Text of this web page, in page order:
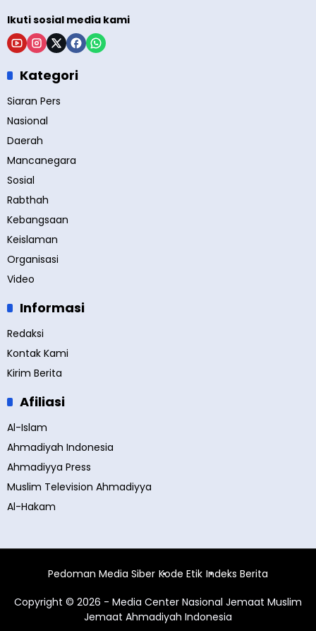
Ikuti sosial media kami
Kategori
Siaran Pers
Nasional
Daerah
Mancanegara
Sosial
Rabthah
Kebangsaan
Keislaman
Organisasi
Video
Informasi
Redaksi
Kontak Kami
Kirim Berita
Afiliasi
Al-Islam
Ahmadiyah Indonesia
Ahmadiyya Press
Muslim Television Ahmadiyya
Al-Hakam
Pedoman Media Siber Kode Etik Indeks Berita
Copyright © 2026 - Media Center Nasional Jemaat Muslim
Jemaat Ahmadiyah Indonesia